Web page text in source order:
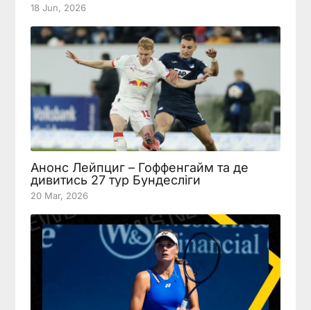
18 Jun, 2026
Анонс Лейпциг – Гоффенгайм та де
дивитись 27 тур Бундесліги
20 Mar, 2026